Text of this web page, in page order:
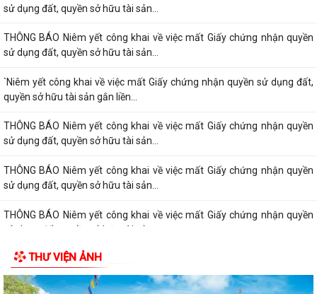
sử dụng đất, quyền sở hữu tài sản...
THÔNG BÁO Niêm yết công khai về việc mất Giấy chứng nhận quyền
sử dụng đất, quyền sở hữu tài sản...
`Niêm yết công khai về việc mất Giấy chứng nhận quyền sử dụng đất,
quyền sở hữu tài sản gắn liền...
THÔNG BÁO Niêm yết công khai về việc mất Giấy chứng nhận quyền
sử dụng đất, quyền sở hữu tài sản...
THÔNG BÁO Niêm yết công khai về việc mất Giấy chứng nhận quyền
sử dụng đất, quyền sở hữu tài sản...
THÔNG BÁO Niêm yết công khai về việc mất Giấy chứng nhận quyền
sử dụng đất, quyền sở hữu tài sản...
Thông báo về việc làm lại giấy ủy quyền lĩnh trợ cấp cho các đối tượng
Bảo trợ xã hội và bổ sung...
THƯ VIỆN ẢNH